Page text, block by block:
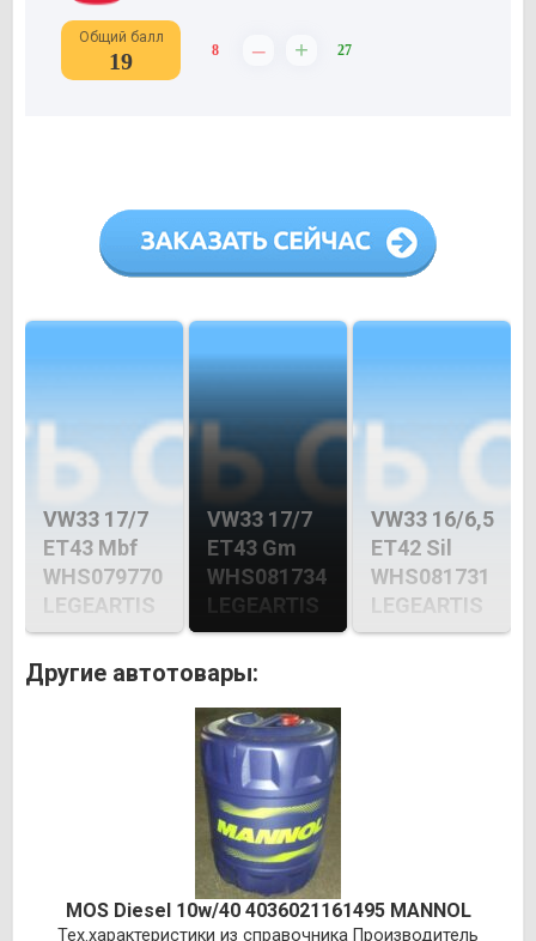
Общий балл
19 8 – + 27
VW33 17/7
ET43 Mbf
WHS079770
LEGEARTIS
VW33 17/7
ET43 Gm
WHS081734
LEGEARTIS
VW33 16/6,5
ET42 Sil
WHS081731
LEGEARTIS
Другие автотовары:
MOS Diesel 10w/40 4036021161495 MANNOL
Тех.характеристики из справочника Производитель